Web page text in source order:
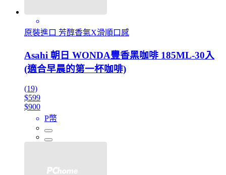
原裝進口 芳醇香氣X滑順口感
Asahi 朝日 WONDA豐香黑咖啡 185ML-30入
(適合早晨的第一杯咖啡)
(19)
$599
$900
P幣